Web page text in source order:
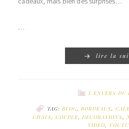
…
lire la
L'ENVERS DU
TAG: BLOG, BORDEAUX,
CHATS, COUPLE, DECORATIONS,
VIDEO,